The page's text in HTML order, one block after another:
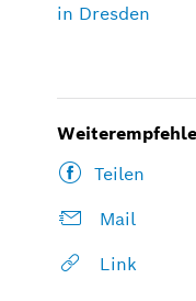
in Dresden
Teilen
Mail
Link